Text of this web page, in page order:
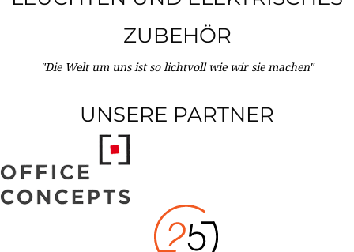
ZUBEHÖR
"Die Welt um uns ist so lichtvoll wie wir sie machen"
UNSERE PARTNER